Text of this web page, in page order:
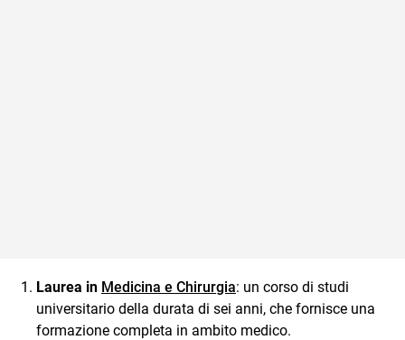
Laurea in Medicina e Chirurgia: un corso di studi
universitario della durata di sei anni, che fornisce una
formazione completa in ambito medico.